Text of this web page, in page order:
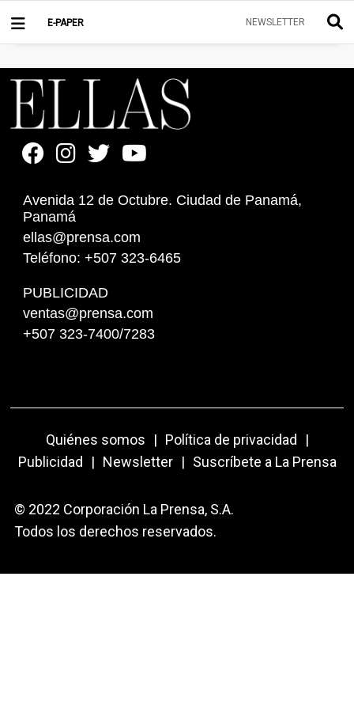
E-PAPER NEWSLETTER
Avenida 12 de Octubre. Ciudad de Panamá,
Panamá
ellas@prensa.com
Teléfono: +507 323-6465
PUBLICIDAD
ventas@prensa.com
+507 323-7400/7283
Quiénes somos | Política de privacidad
|
Publicidad
| Newsletter | Suscríbete a La Prensa
© 2022 Corporación La Prensa, S.A.
Todos los derechos reservados.